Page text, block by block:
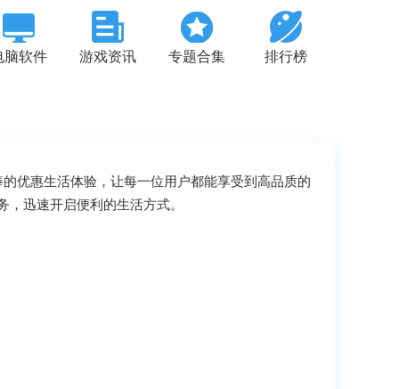
脑软件 游戏资讯 专题合集 排行榜
优惠生活体验，让每一位用户都能享受到高品质的
迅速开启便利的生活方式。